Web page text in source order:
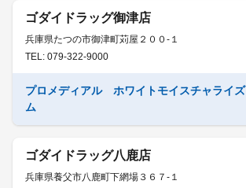
ゴダイドラッグ御津店
兵庫県たつの市御津町苅屋２００-１
TEL: 079-322-9000
プロメディアル ホワイトモイスチャライ
ム
ゴダイドラッグ八鹿店
兵庫県養父市八鹿町下網場３６７-１